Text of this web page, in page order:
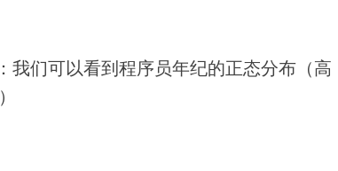
我们可以看到程序员年纪的正态分布（高